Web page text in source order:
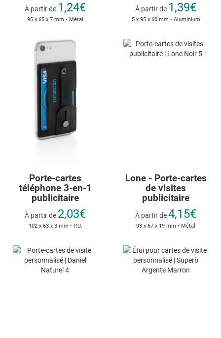
À partir de 1,24€
95 x 65 x 7 mm • Métal
À partir de 1,39€
5 x 95 x 60 mm • Aluminium
Porte-cartes
téléphone 3-en-1
publicitaire
À partir de 2,03€
102 x 63 x 3 mm • P.U.
Lone - Porte-cartes
de visites
publicitaire
À partir de4,15€
93 x 67 x 19 mm • Métal